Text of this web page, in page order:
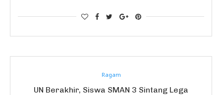
Ragam
UN Berakhir, Siswa SMAN 3 Sintang Lega